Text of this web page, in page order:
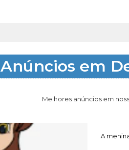
Anúncios em
Melhores anúncios em
A